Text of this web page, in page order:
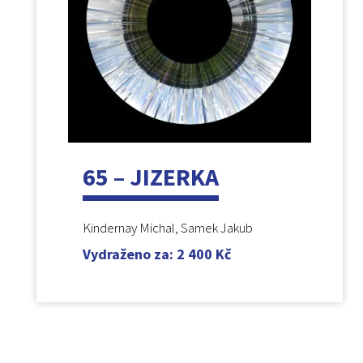
65 – JIZERKA
Kindernay Michal, Samek Jakub
Vydraženo za: 2 400 Kč